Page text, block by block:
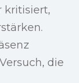
kritisiert,
die